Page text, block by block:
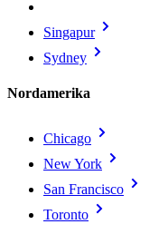
Singapur
Sydney
Nordamerika
Chicago
New York
San Francisco
Toronto